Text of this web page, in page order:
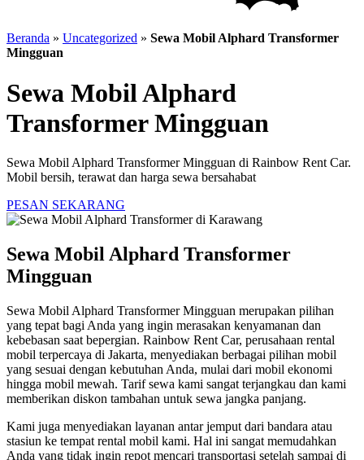
Beranda » Uncategorized » Sewa Mobil Alphard Transformer
Mingguan
Sewa Mobil Alphard
Transformer Mingguan
Sewa Mobil Alphard Transformer Mingguan di Rainbow Rent Car.
Mobil bersih, terawat dan harga sewa bersahabat
PESAN SEKARANG
Sewa Mobil Alphard Transformer
Mingguan
Sewa Mobil Alphard Transformer Mingguan merupakan pilihan
yang tepat bagi Anda yang ingin merasakan kenyamanan dan
kebebasan saat bepergian. Rainbow Rent Car, perusahaan rental
mobil terpercaya di Jakarta, menyediakan berbagai pilihan mobil
yang sesuai dengan kebutuhan Anda, mulai dari mobil ekonomi
hingga mobil mewah. Tarif sewa kami sangat terjangkau dan kami
memberikan diskon tambahan untuk sewa jangka panjang.
Kami juga menyediakan layanan antar jemput dari bandara atau
stasiun ke tempat rental mobil kami. Hal ini sangat memudahkan
Anda yang tidak ingin repot mencari transportasi setelah sampai di